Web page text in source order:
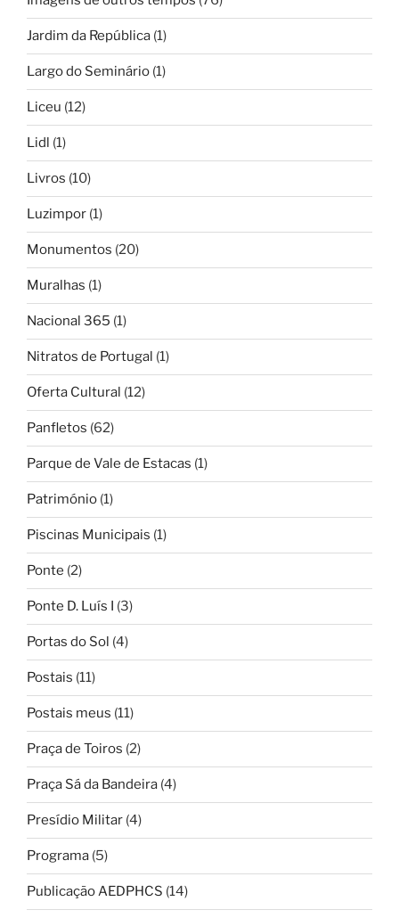
Jardim da República (1)
Largo do Seminário (1)
Liceu (12)
Lidl (1)
Livros (10)
Luzimpor (1)
Monumentos (20)
Muralhas (1)
Nacional 365 (1)
Nitratos de Portugal (1)
Oferta Cultural (12)
Panfletos (62)
Parque de Vale de Estacas (1)
Património (1)
Piscinas Municipais (1)
Ponte (2)
Ponte D. Luís I (3)
Portas do Sol (4)
Postais (11)
Postais meus (11)
Praça de Toiros (2)
Praça Sá da Bandeira (4)
Presídio Militar (4)
Programa (5)
Publicação AEDPHCS (14)